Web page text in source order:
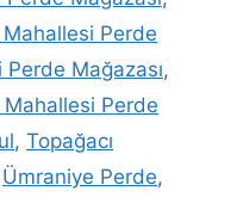
Perde
Perde Mağazası,
Perde
, Topağacı
Ümraniye Perde,